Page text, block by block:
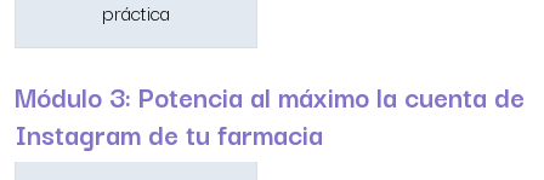
práctica
Módulo 3: Potencia al máximo la cuenta de
Instagram de tu farmacia